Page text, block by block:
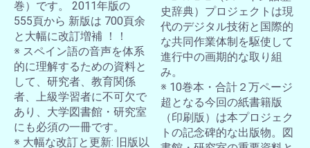
巻）です。 2011年版の
555頁から 新版は 700頁余
と大幅に改訂増補 ！！
※ スペイン語の音声を体系
的に理解するための資料と
して、研究者、教育関係
者、上級学習者に不可欠で
あり、大学図書館・研究室
にも必須の一冊です。
※ 大幅な改訂と更新: 旧版以
史辞典）プロジェクトは現
代のデジタル技術と国際的
な共同作業体制を駆使して
進行中の画期的な取り組
み。
※ 10巻本・合計２万ページ
超となる今回の紙書籍版
（印刷版）は本プロジェク
トの記念碑的な出版物。図